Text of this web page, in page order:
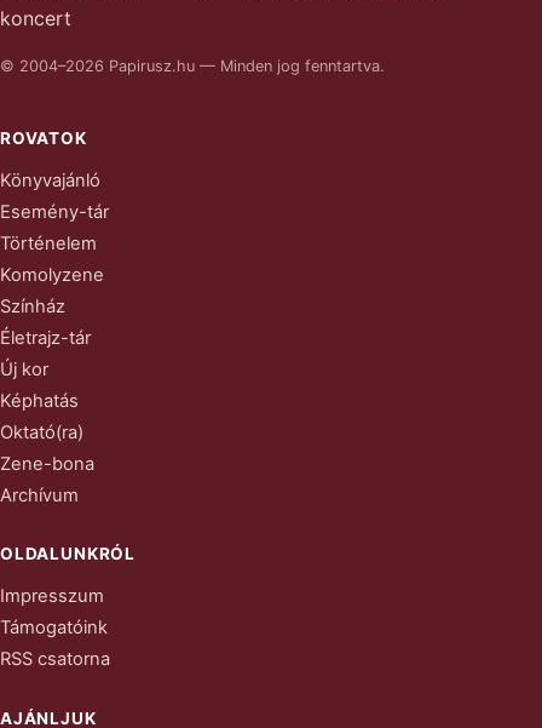
koncert
© 2004–2026 Papirusz.hu — Minden jog fenntartva.
ROVATOK
Könyvajánló
Esemény-tár
Történelem
Komolyzene
Színház
Életrajz-tár
Új kor
Képhatás
Oktató(ra)
Zene-bona
Archívum
OLDALUNKRÓL
Impresszum
Támogatóink
RSS csatorna
AJÁNLJUK